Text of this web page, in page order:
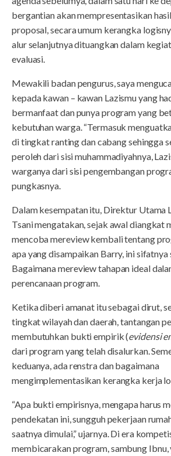
bergantian akan mempresentasikan
proposal, secara umum kerangka
alur selanjutnya dituangkan dalam
evaluasi.
Mewakili badan pengurus, saya
kepada kawan – kawan Lazismu yang
bermanfaat dan punya program yang
kebutuhan warga. “Termasuk
di tingkat ranting dan cabang sehingga
peroleh dari sisi muhammadiyahnya,
warganya dari sisi pengembangan
pungkasnya.
Dalam kesempatan itu, Direktur Utama
Tsani mengatakan, sejak awal diangkat
mencoba mereview kembali tentang
apa yang disampaikan Barry, ini sifatnya
Bagaimana mereview tahapan ideal
perencanaan program.
Ketika diberi amanat itu sebagai dirut,
tingkat wilayah dan daerah, tantangan
membutuhkan bukti empirik (evidensi
dari program yang telah disalurkan.
keduanya, ada renstra dan bagaimana
mengimplementasikan kerangka kerja
“Apa bukti empirisnya, mengapa harus
pendekatan ini, sungguh pekerjaan
saatnya dimulai,” ujarnya. Di era
membicarakan program, sambung Ibnu,